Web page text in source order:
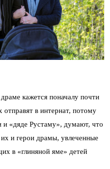
кажется поначалу почти
в интернат, потому
и «дяде Рустаму», думают, что
и герои драмы, увлеченные
в «глиняной яме» детей